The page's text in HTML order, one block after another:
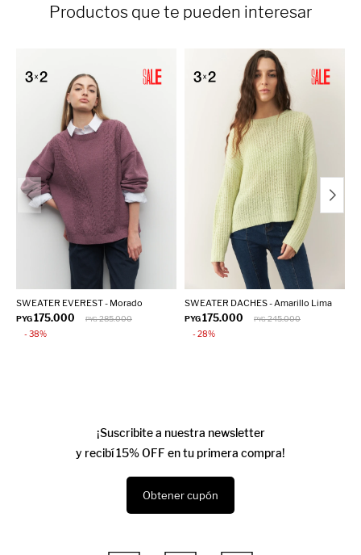
Productos que te pueden interesar
SWEATER EVEREST - Morado
PYG175.000 PYG 285.000
38
SWEATER DACHES - Amarillo Lima
PYG175.000 PYG 245.000
28
¡Suscribite a nuestra newsletter
y recibí 15% OFF en tu primera compra!
Obtener cupón